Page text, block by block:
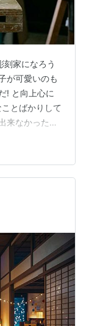
刻家になろう
が可愛いのも
! と向上心に
とばかりして
来なかった